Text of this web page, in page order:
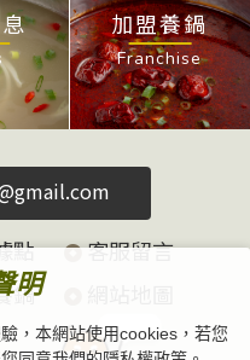
加盟養鍋
Franchise
點
客服留言
鍋
找鍋去！
明
，本網站使用cookies，若您